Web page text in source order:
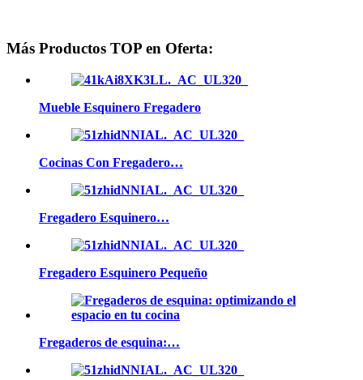
Más Productos TOP en Oferta:
Mueble Esquinero Fregadero
Cocinas Con Fregadero…
Fregadero Esquinero…
Fregadero Esquinero Pequeño
Fregaderos de esquina:…